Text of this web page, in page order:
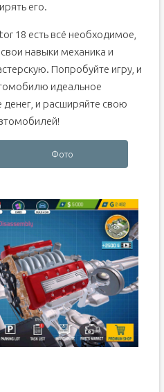
его.
18 есть всё необходимое,
навыки механика и
Попробуйте игру, и
идеальное
денег, и расширяйте свою
Фото